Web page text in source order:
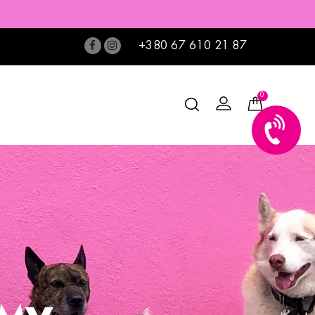
+380 67 610 21 87
0